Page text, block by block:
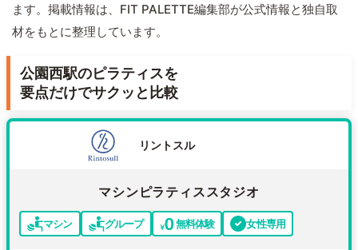
ます。掲載情報は、FIT PALETTE編集部が公式情報と独自取
材をもとに整理しています。
公園西駅のピラティスを
要点だけでサクッと比較
リントスル
マシンピラティススタジオ
マシン グループ 無料体験 女性専用